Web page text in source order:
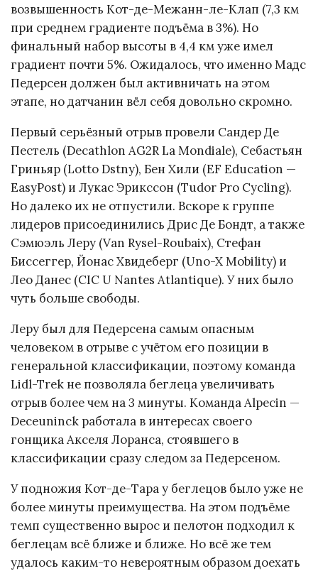
возвышенность Кот-де-Межанн-ле-Клап (7,3 км
при среднем градиенте подъёма в 3%). Но
финальный набор высоты в 4,4 км уже имел
градиент почти 5%. Ожидалось, что именно Мадс
Педерсен должен был активничать на этом
этапе, но датчанин вёл себя довольно скромно.
Первый серьёзный отрыв провели Сандер Де
Пестель (Decathlon AG2R La Mondiale), Себастьян
Гриньяр (Lotto Dstny), Бен Хили (EF Education —
EasyPost) и Лукас Эрикссон (Tudor Pro Cycling).
Но далеко их не отпустили. Вскоре к группе
лидеров присоединились Дрис Де Бондт, а также
Сэмюэль Леру (Van Rysel-Roubaix), Стефан
Биссеггер, Йонас Хвидеберг (Uno-X Mobility) и
Лео Данес (CIC U Nantes Atlantique). У них было
чуть больше свободы.
Леру был для Педерсена самым опасным
человеком в отрыве с учётом его позиции в
генеральной классификации, поэтому команда
Lidl-Trek не позволяла беглеца увеличивать
отрыв более чем на 3 минуты. Команда Alpecin —
Deceuninck работала в интересах своего
гонщика Акселя Лоранса, стоявшего в
классификации сразу следом за Педерсеном.
У подножия Кот-де-Тара у беглецов было уже не
более минуты преимущества. На этом подъёме
темп существенно вырос и пелотон подходил к
беглецам всё ближе и ближе. Но всё же тем
удалось каким-то невероятным образом доехать